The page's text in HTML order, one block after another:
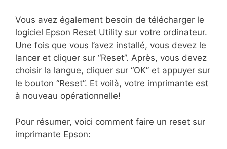
Vous avez également besoin de télécharger le
logiciel Epson Reset Utility sur votre ordinateur.
Une fois que vous l’avez installé, vous devez le
lancer et cliquer sur “Reset”. Après, vous devez
choisir la langue, cliquer sur “OK” et appuyer sur
le bouton “Reset”. Et voilà, votre imprimante est
à nouveau opérationnelle!
Pour résumer, voici comment faire un reset sur
imprimante Epson: